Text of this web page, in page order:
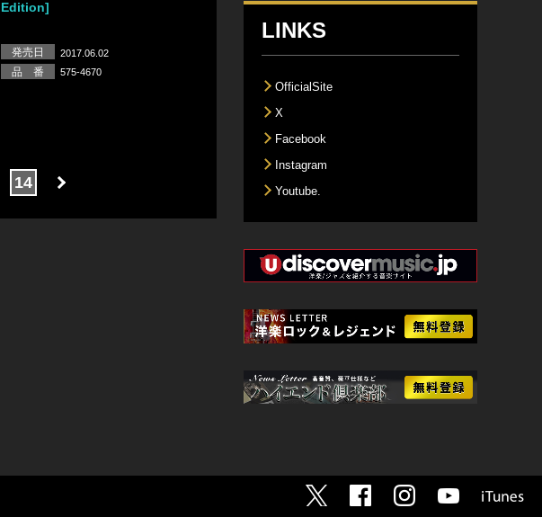
Edition]
発売日 2017.06.02
品 番 575-4670
14
LINKS
OfficialSite
X
Facebook
Instagram
Youtube.